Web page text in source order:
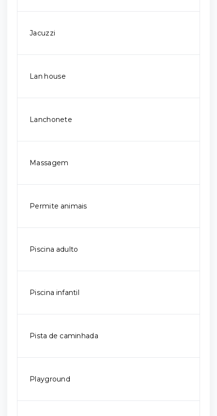
Jacuzzi
Lan house
Lanchonete
Massagem
Permite animais
Piscina adulto
Piscina infantil
Pista de caminhada
Playground